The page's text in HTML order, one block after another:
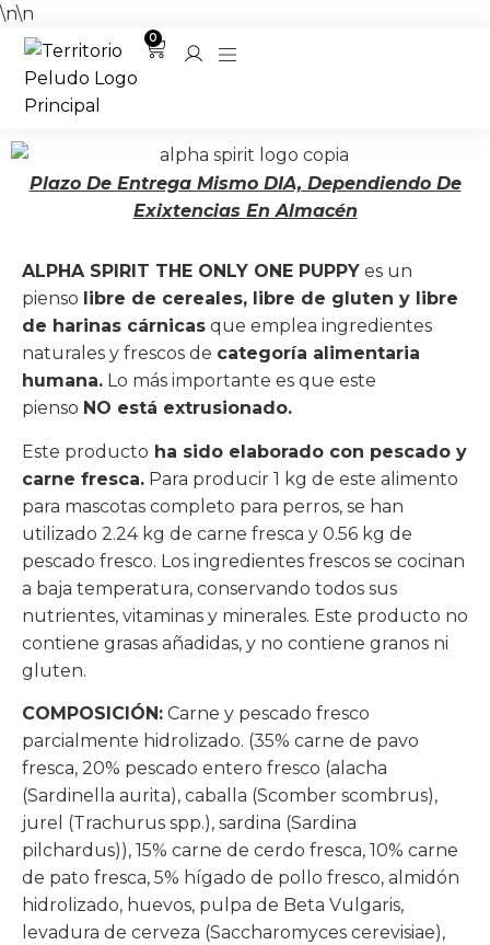
\n\n
0
Plazo De Entrega Mismo DIA, Dependiendo De
Exixtencias En Almacén
ALPHA SPIRIT THE ONLY ONE PUPPY es un
pienso libre de cereales, libre de gluten y libre
de harinas cárnicas que emplea ingredientes
naturales y frescos de categoría alimentaria
humana. Lo más importante es que este
pienso NO está extrusionado.
Este producto ha sido elaborado con pescado y
carne fresca. Para producir 1 kg de este alimento
para mascotas completo para perros, se han
utilizado 2.24 kg de carne fresca y 0.56 kg de
pescado fresco. Los ingredientes frescos se cocinan
a baja temperatura, conservando todos sus
nutrientes, vitaminas y minerales. Este producto no
contiene grasas añadidas, y no contiene granos ni
gluten.
COMPOSICIÓN: Carne y pescado fresco
parcialmente hidrolizado. (35% carne de pavo
fresca, 20% pescado entero fresco (alacha
(Sardinella aurita), caballa (Scomber scombrus),
jurel (Trachurus spp.), sardina (Sardina
pilchardus)), 15% carne de cerdo fresca, 10% carne
de pato fresca, 5% hígado de pollo fresco, almidón
hidrolizado, huevos, pulpa de Beta Vulgaris,
levadura de cerveza (Saccharomyces cerevisiae),